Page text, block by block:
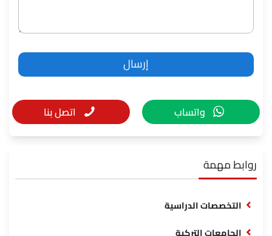
واتساب اتصل بنا
روابط مهمة
التخصصات الدراسية
الجامعات التركية